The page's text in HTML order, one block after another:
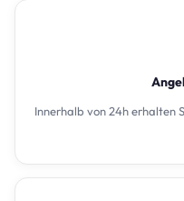
Innerhalb von 24h erhalten